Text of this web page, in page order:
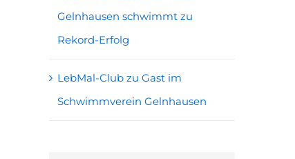
Gelnhausen schwimmt zu
Rekord-Erfolg
LebMal-Club zu Gast im
Schwimmverein Gelnhausen